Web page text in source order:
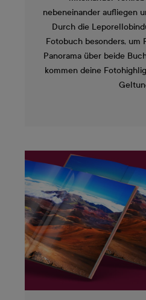
nebeneinander aufliegen
Durch die
Fotobuch besonders, um
Panorama über beide
kommen deine